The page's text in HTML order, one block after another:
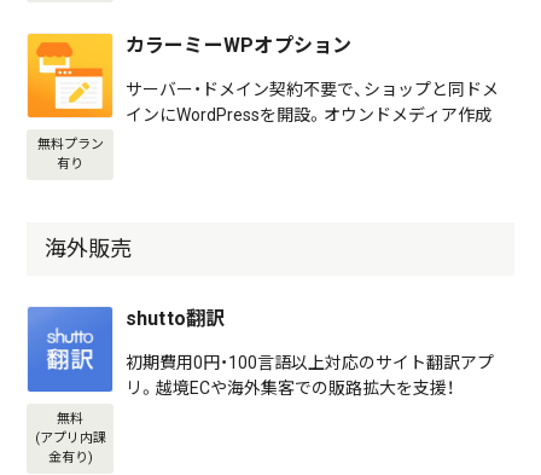
無料プラン
有り
カラーミーWPオプション
サーバー・ドメイン契約不要で、ショップと同ドメ
インにWordPressを開設。オウンドメディア作成
海外販売
無料
(アプリ内課
金有り)
shutto翻訳
初期費用0円・100言語以上対応のサイト翻訳アプ
リ。越境ECや海外集客での販路拡大を支援！